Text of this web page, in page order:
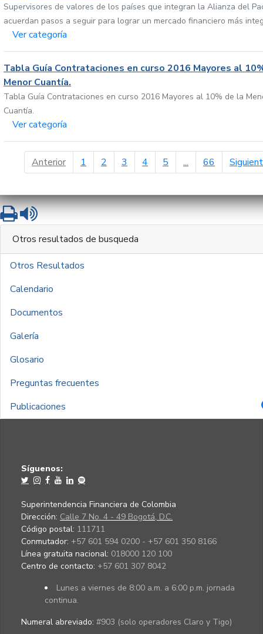
Supervisores de valores de los países que integran la Alianza del
acuerdan pasos a seguir para lograr un mercado financiero más
Ver categoría
Tabla Guía Contrataciones en curso 2016 Mayores al
Menor Cuantía.
Tabla Guía Contrataciones en curso 2016 Mayores al 10% de la
Cuantía.
Ver categoría
Anteriorpágina anterior
1 2 3 4 5 ... 66
ImprimirLeer contenido
Otros resultados de busqueda
Otros Resultados
Calendario
Documentos
Galería
Glosario
Preguntas frecuentes
Publicaciones
Síguenos:
Superintendencia Financiera de Colombia
Dirección: Calle 7 No. 4 - 49 Bogotá, D.C.
Código postal: 111711
Conmutador: +57 601 594 0200 - +57 601 350 8166
Línea gratuita nacional: 018000 120 100
Centro de contacto: +57 601 307 8042
Lunes a viernes de 8:00 a.m. a 6:00 p.m. jornada
continua.
Numeral abreviado: #903 (solo operadores Claro y Tigo)